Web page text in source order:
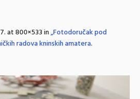
at 800×533 in„Fotodoručak pod
radova kninskih amatera.